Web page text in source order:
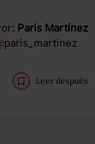
Paris Martínez
paris_martinez
Leer después